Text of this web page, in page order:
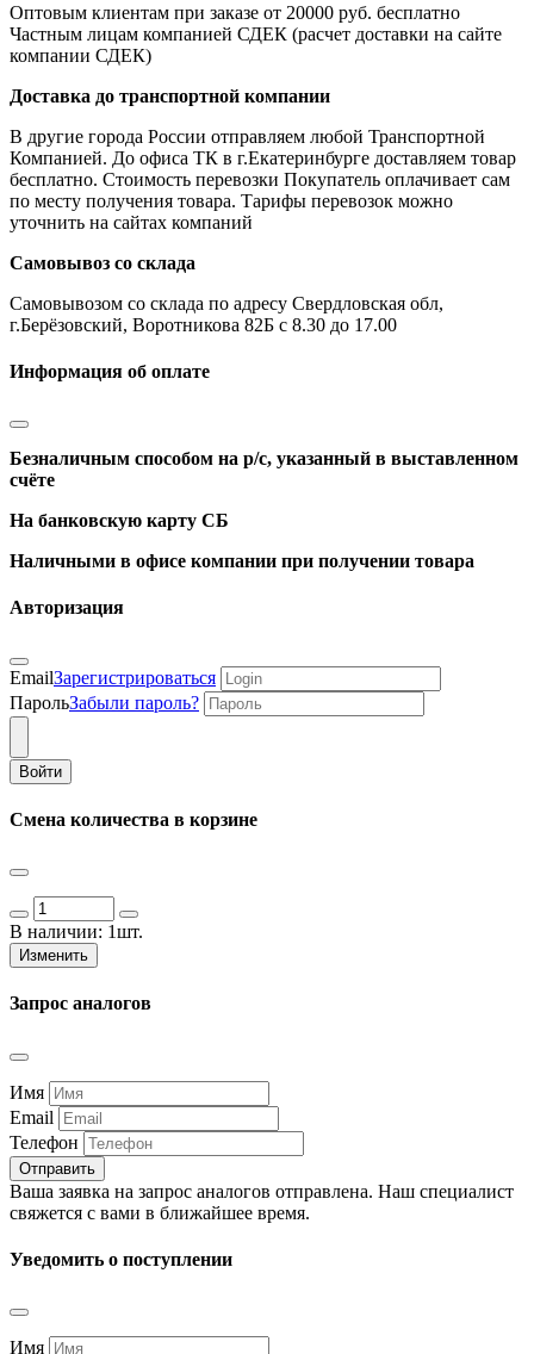
Оптовым клиентам при заказе от 20000 руб. бесплатно
Частным лицам компанией СДЕК (расчет доставки на сайте
компании СДЕК)
Доставка до транспортной компании
В другие города России отправляем любой Транспортной
Компанией. До офиса ТК в г.Екатеринбурге доставляем товар
бесплатно. Стоимость перевозки Покупатель оплачивает сам
по месту получения товара. Тарифы перевозок можно
уточнить на сайтах компаний
Самовывоз со склада
Самовывозом со склада по адресу Свердловская обл,
г.Берёзовский, Воротникова 82Б с 8.30 до 17.00
Информация об оплате
Безналичным способом на р/с, указанный в выставленном
счёте
На банковскую карту СБ
Наличными в офисе компании при получении товара
Авторизация
EmailЗарегистрироваться
ПарольЗабыли пароль?
Войти
Смена количества в корзине
В наличии: 1шт.
Изменить
Запрос аналогов
Имя
Email
Телефон
Отправить
Ваша заявка на запрос аналогов отправлена. Наш специалист
свяжется с вами в ближайшее время.
Уведомить о поступлении
Имя